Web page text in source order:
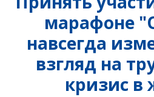
марафоне
навсегда
взгляд на
кризис в